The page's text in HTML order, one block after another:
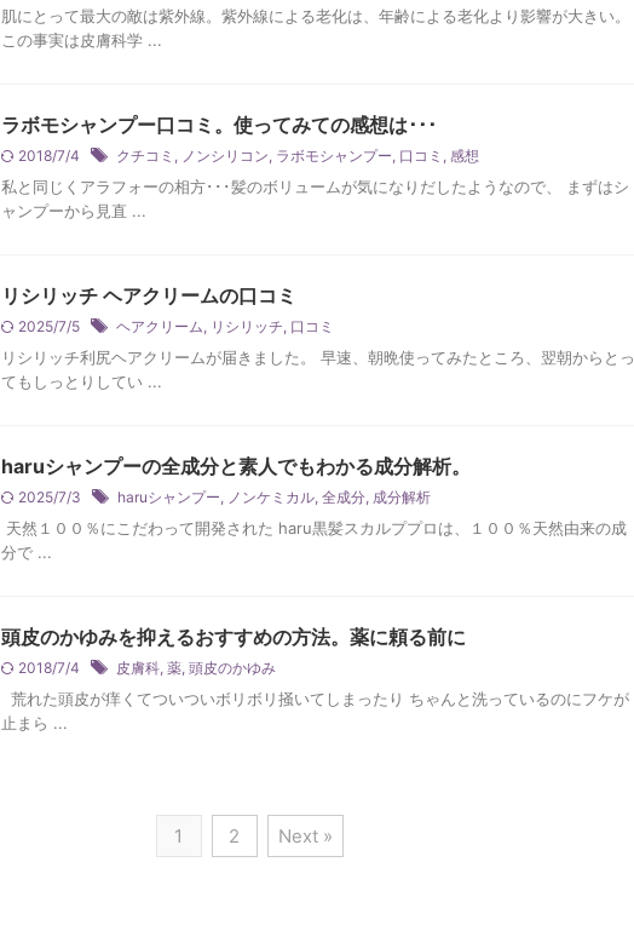
肌にとって最大の敵は紫外線。紫外線による老化は、年齢による老化より影響が大きい。
この事実は皮膚科学 ...
ラボモシャンプー口コミ。使ってみての感想は･･･
2018/7/4 クチコミ , ノンシリコン, ラボモシャンプー, 口コミ , 感想
私と同じくアラフォーの相方･･･髪のボリュームが気になりだしたようなので、 まずはシ
ャンプーから見直 ...
リシリッチ ヘアクリームの口コミ
2025/7/5 ヘアクリーム, リシリッチ, 口コミ
リシリッチ利尻ヘアクリームが届きました。 早速、朝晩使ってみたところ、翌朝からとっ
てもしっとりしてい ...
haruシャンプーの全成分と素人でもわかる成分解析。
2025/7/3 haruシャンプー, ノンケミカル, 全成分, 成分解析
天然１００％にこだわって開発された haru黒髪スカルププロは、１００％天然由来の成
分で ...
頭皮のかゆみを抑えるおすすめの方法。薬に頼る前に
2018/7/4 皮膚科, 薬, 頭皮のかゆみ
荒れた頭皮が痒くてついついボリボリ掻いてしまったり ちゃんと洗っているのにフケが
止まら ...
1 2 Next »